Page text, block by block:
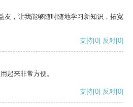
友，让我能够随时随地学习新知识，拓宽
支持[0] 反对[0]
起来非常方便。
支持[0] 反对[0]